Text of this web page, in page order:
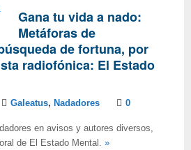
Gana tu vida a nado:
Metáforas de
de fortuna, por
radiofónica: El Estado
Galeatus, Nadadores 0
en avisos y autores diversos,
de El Estado Mental. »